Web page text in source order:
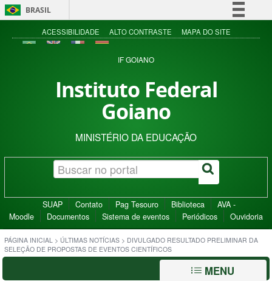
BRASIL
Simplifique!
Acesso à informação
ACESSIBILIDADE ALTO CONTRASTE MAPA DO SITE
IF GOIANO
Instituto Federal
Goiano
MINISTÉRIO DA EDUCAÇÃO
SUAP Contato Pag Tesouro Biblioteca
AVA -
Moodle
Documentos Sistema de eventos Periódicos Ouvidoria
PÁGINA INICIAL > ÚLTIMAS NOTÍCIAS > DIVULGADO RESULTADO PRELIMINAR DA
SELEÇÃO DE PROPOSTAS DE EVENTOS CIENTÍFICOS
MENU